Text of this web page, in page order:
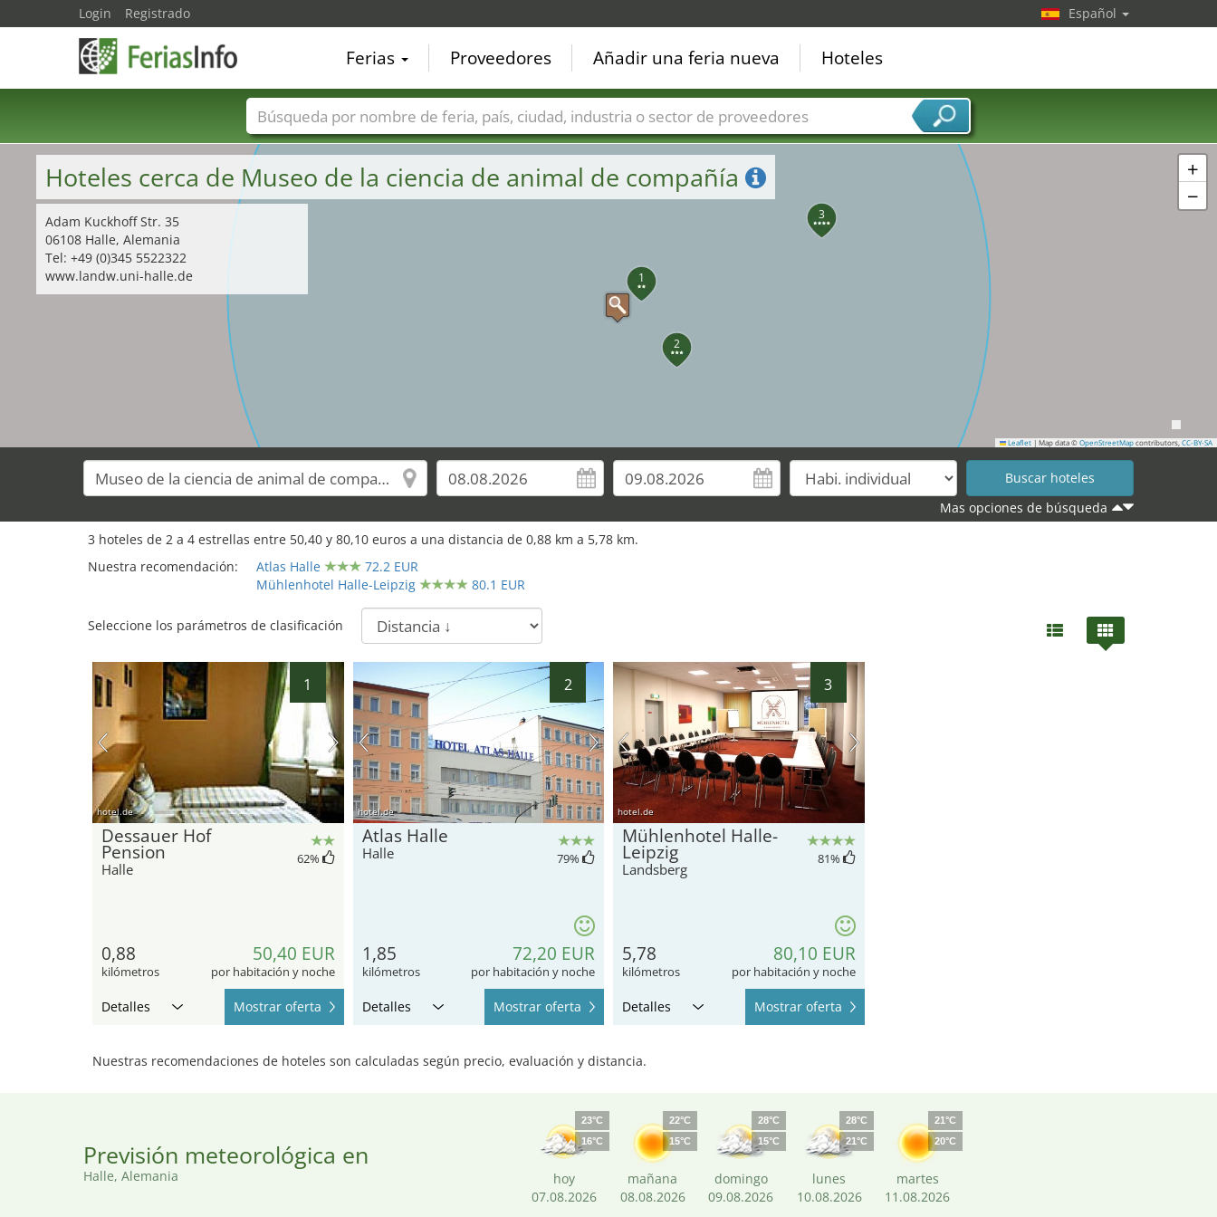
1
2
3
+
−
Leaflet | Map data © OpenStreetMap contributors, CC-BY-SA
Hoteles cerca de Museo de la ciencia de animal de compañía
Adam Kuckhoff Str. 35
06108 Halle, Alemania
Tel: +49 (0)345 5522322
www.landw.uni-halle.de
Mas opciones de búsqueda
3 hoteles de 2 a 4 estrellas entre 50,40 y 80,10 euros a una distancia de 0,88 km a 5,78 km.
Nuestra recomendación:
Atlas Halle
72.2 EUR
Mühlenhotel Halle-Leipzig
80.1 EUR
Seleccione los parámetros de clasificación
1
hotel.de
Dessauer Hof
Pension
Halle
62%
0,88
kilómetros
50,40 EUR
por habitación y noche
Detalles Mostrar oferta
2
hotel.de
Atlas Halle
Halle 79%
1,85
kilómetros
72,20 EUR
por habitación y noche
Detalles Mostrar oferta
3
hotel.de
Mühlenhotel Halle-
Leipzig
Landsberg
81%
5,78
kilómetros
80,10 EUR
por habitación y noche
Detalles Mostrar oferta
Nuestras recomendaciones de hoteles son calculadas según precio, evaluación y distancia.
Previsión meteorológica en
Halle, Alemania
23°C
16°C
hoy
07.08.2026
22°C
15°C
mañana
08.08.2026
28°C
15°C
domingo
09.08.2026
28°C
21°C
lunes
10.08.2026
21°C
20°C
martes
11.08.2026
Login Registrado Español
Ferias Proveedores Añadir una feria nueva Hoteles
Nombres de ferias Países Ciudades Sectores de ferias Sectores de proveedor de servicios